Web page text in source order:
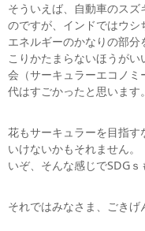
そういえば、自動車のス
のですが、インドではウ
エネルギーのかなりの部
こりかたまらないほうが
会（サーキュラーエコノ
代はすごかったと思います。
花もサーキュラーを目指す
いけないかもそれません
いぞ、そんな感じでSDGｓ
それではみなさま、ごきげ